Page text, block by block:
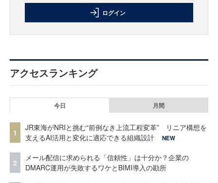
ログイン
アクセスランキング
今日 月間
1
JR東海がNRIと挑む“前例なき上流工程変革” リニア構想を
支えるAI活用と変化に適応できる組織設計
NEW
2
メール配信に求められる「信頼性」は十分か？企業の
DMARC運用が失敗するワケとBIMI導入の勘所